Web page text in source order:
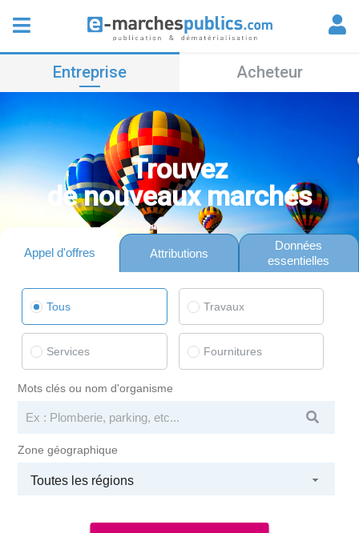
Entreprise Acheteur
Trouvez
de nouveaux marchés
Appel d'offres Attributions
Données
essentielles
Tous Travaux
Services Fournitures
Mots clés ou nom d'organisme
Zone géographique
Toutes les régions